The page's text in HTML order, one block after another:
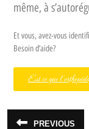
même, à
Et vous, avez-vous
Besoin d’aide?
Est ce que
PREVIOUS